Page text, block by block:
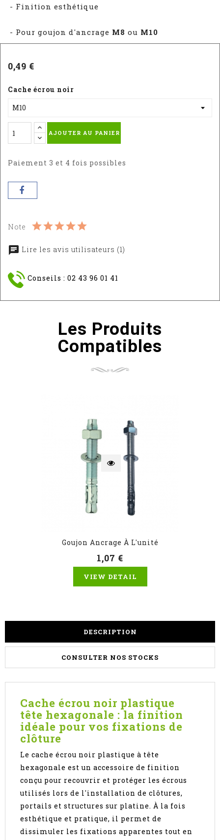
- Finition esthétique
- Pour goujon d'ancrage M8 ou M10
0,49 €
Cache écrou noir
AJOUTER AU PANIER
Paiement 3 et 4 fois possibles
Note
Lire les avis utilisateurs (1)
Conseils : 02 43 96 01 41
Les Produits
Compatibles
Goujon Ancrage À L'unité
1,07 €
VIEW DETAIL
DESCRIPTION
CONSULTER NOS STOCKS
Cache écrou noir plastique
tête hexagonale : la finition
idéale pour vos fixations de
clôture
Le cache écrou noir plastique à tête
hexagonale est un accessoire de finition
conçu pour recouvrir et protéger les écrous
utilisés lors de l'installation de clôtures,
portails et structures sur platine. À la fois
esthétique et pratique, il permet de
dissimuler les fixations apparentes tout en